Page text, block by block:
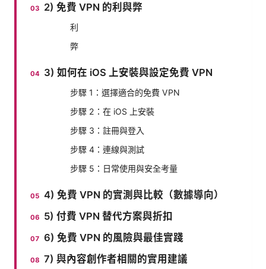
2) 免費 VPN 的利與弊
利
弊
3) 如何在 iOS 上安裝與設定免費 VPN
步驟 1：選擇適合的免費 VPN
步驟 2：在 iOS 上安裝
步驟 3：註冊與登入
步驟 4：連線與測試
步驟 5：日常使用與安全考量
4) 免費 VPN 的實測與比較（數據導向）
5) 付費 VPN 替代方案與折扣
6) 免費 VPN 的風險與最佳實踐
7) 與內容創作者相關的實用建議